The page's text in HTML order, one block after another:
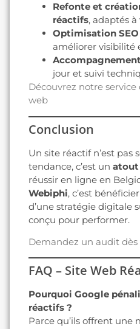
Refonte et
réactifs, adaptés à
Optimisation SEO
améliorer visibilité
jour et suivi
Découvrez notre
web
Conclusion
Un site réactif n’est pas
tendance, c’est un atout
réussir en ligne en
Webiphi, c’est
d’une stratégie digitale
conçu pour performer.
Demandez un audit
FAQ – Site Web
Pourquoi Google
réactifs ?
Parce qu’ils offrent une